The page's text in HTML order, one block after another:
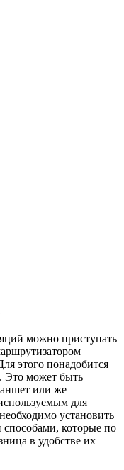
можно приступать
этого понадобится
Это может быть
или же
для
установить
способами, которые по
в удобстве их